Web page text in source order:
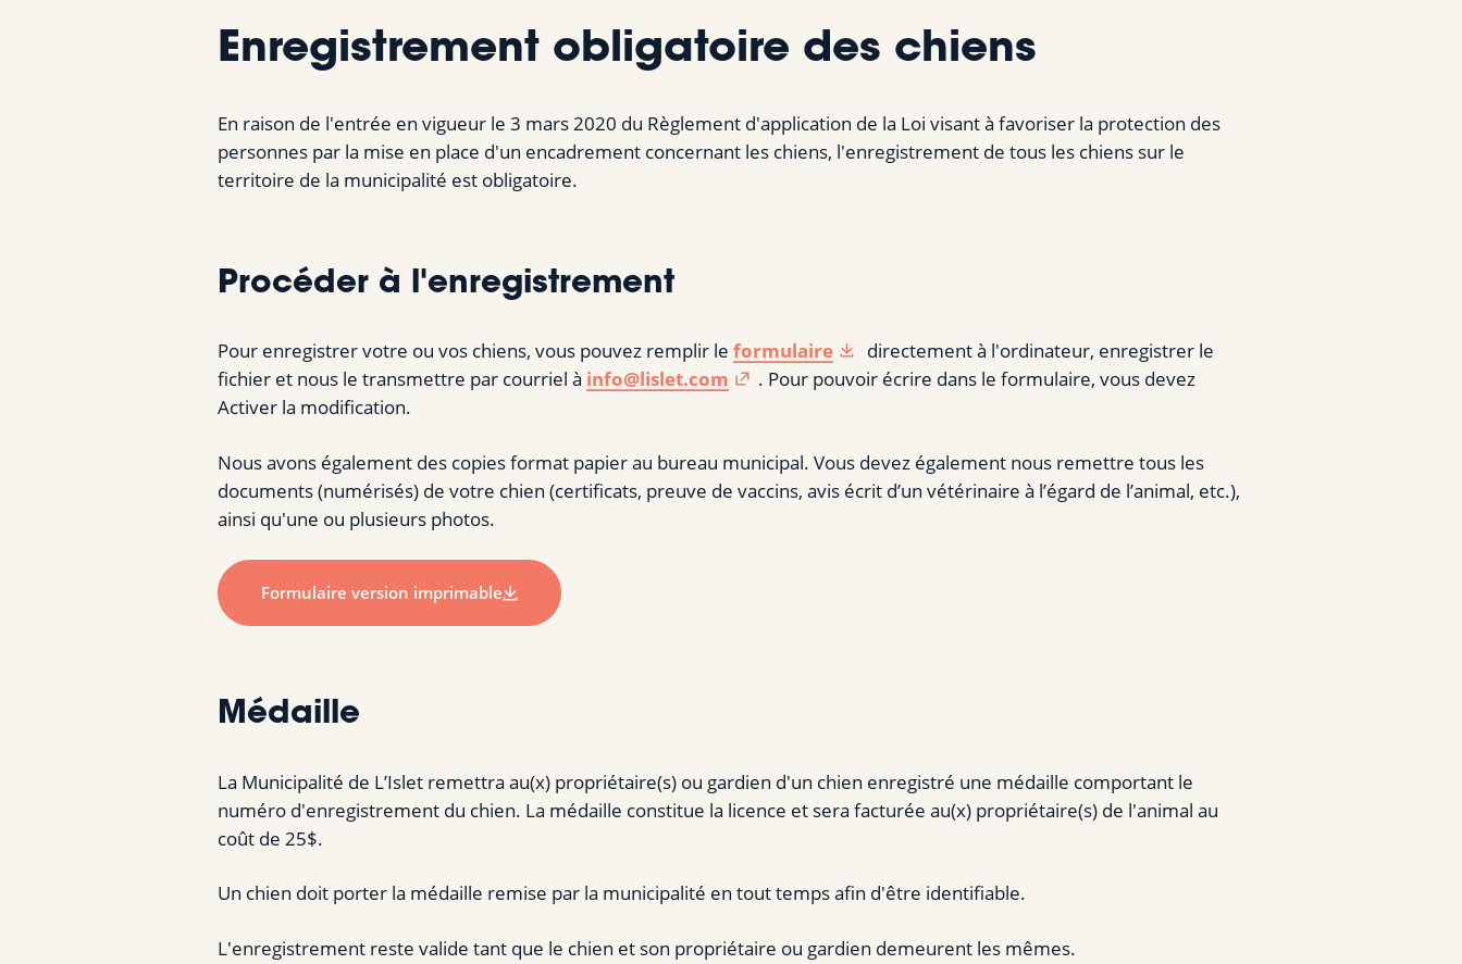
Enregistrement obligatoire des chiens
En raison de l'entrée en vigueur le 3 mars 2020 du Règlement d'application de la Loi visant à favoriser la protection des
personnes par la mise en place d'un encadrement concernant les chiens, l'enregistrement de tous les chiens sur le
territoire de la municipalité est obligatoire.
Procéder à l'enregistrement
Pour enregistrer votre ou vos chiens, vous pouvez remplir le formulaire
directement à l'ordinateur, enregistrer le
fichier et nous le transmettre par courriel à info@lislet.com
. Pour pouvoir écrire dans le formulaire, vous devez
Activer la modification.
Nous avons également des copies format papier au bureau municipal. Vous devez également nous remettre tous les
documents (numérisés) de votre chien (certificats, preuve de vaccins, avis écrit d’un vétérinaire à l’égard de l’animal, etc.),
ainsi qu'une ou plusieurs photos.
Formulaire version imprimable
Médaille
La Municipalité de L’Islet remettra au(x) propriétaire(s) ou gardien d'un chien enregistré une médaille comportant le
numéro d'enregistrement du chien. La médaille constitue la licence et sera facturée au(x) propriétaire(s) de l'animal au
coût de 25$.
Un chien doit porter la médaille remise par la municipalité en tout temps afin d'être identifiable.
L'enregistrement reste valide tant que le chien et son propriétaire ou gardien demeurent les mêmes.